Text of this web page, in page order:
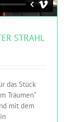
STRAHL
das Stück
Träumen"
mit dem